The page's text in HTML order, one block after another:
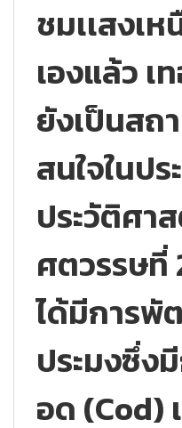
ชมเเสงเ
เองแล้ว เ
ยังเป็นสถ
สนใจในปร
ประวัติศา
ศตวรรษที่
ได้มีการพั
ประมงซึ่ง
อด (Cod)